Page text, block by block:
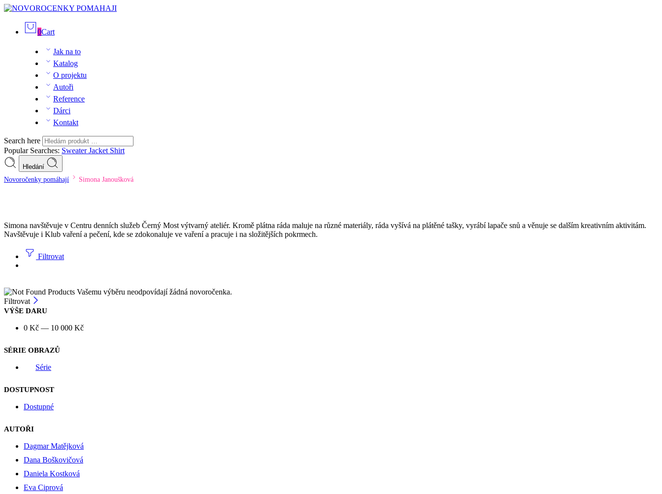
0Cart
Jak na to
Katalog
O projektu
Autoři
Reference
Dárci
Kontakt
Search here
Popular Searches: SweaterJacket Shirt
Hledání
Novoročenky pomáhají Simona Janoušková
Simona navštěvuje v Centru denních služeb Černý Most výtvarný ateliér. Kromě plátna ráda maluje na různé materiály, ráda vyšívá na plátěné tašky, vyrábí lapače snů a věnuje se dalším kreativním aktivitám.
Navštěvuje i Klub vaření a pečení, kde se zdokonaluje ve vaření a pracuje i na složitějších pokrmech.
Filtrovat
Vašemu výběru neodpovídají žádná novoročenka.
Filtrovat
VÝŠE DARU
0 Kč — 10 000 Kč
SÉRIE OBRAZŮ
Série
DOSTUPNOST
Dostupné
AUTOŘI
Dagmar Matějková
Dana Boškovičová
Daniela Kostková
Eva Ciprová